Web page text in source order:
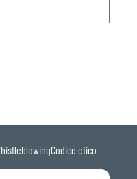
Codice etico